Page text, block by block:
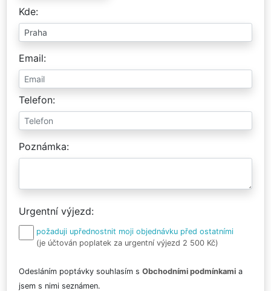
Kde
Email
Telefon
Poznámka
Urgentní výjezd
požaduji upřednostnit moji objednávku před ostatními
(je účtován poplatek za urgentní výjezd 2 500 Kč)
Odesláním poptávky souhlasím s Obchodními podmínkami a
jsem s nimi seznámen.